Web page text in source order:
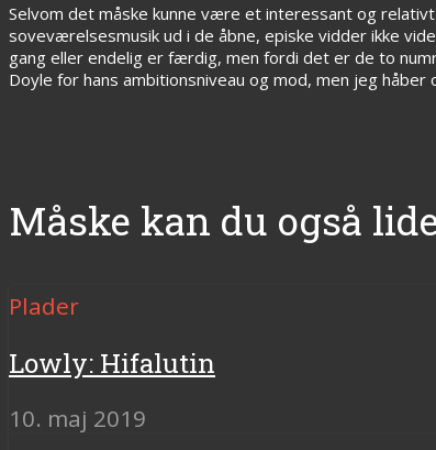
Selvom det måske kunne være et interessant og
soveværelsesmusik ud i de åbne, episke vidder ikke
gang eller endelig er færdig, men fordi det er de to
Doyle for hans ambitionsniveau og mod, men jeg håber
Måske kan du også
Plader
Lowly: Hifalutin
10. maj 2019